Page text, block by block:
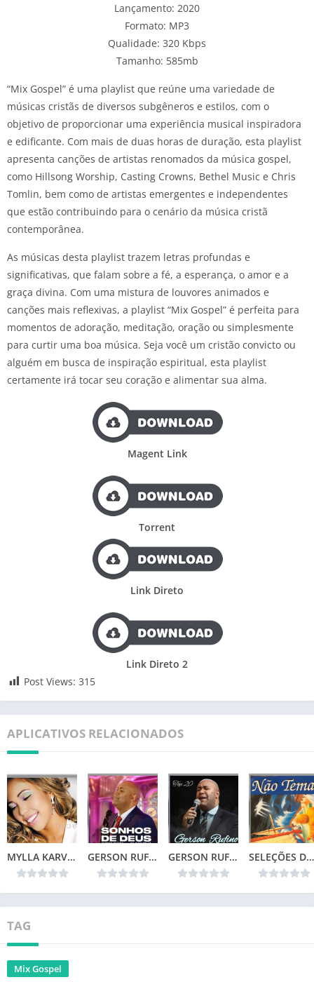
Lançamento: 2020
Formato: MP3
Qualidade: 320 Kbps
Tamanho: 585mb
“Mix Gospel” é uma playlist que reúne uma variedade de
músicas cristãs de diversos subgêneros e estilos, com o
objetivo de proporcionar uma experiência musical inspiradora
e edificante. Com mais de duas horas de duração, esta playlist
apresenta canções de artistas renomados da música gospel,
como Hillsong Worship, Casting Crowns, Bethel Music e Chris
Tomlin, bem como de artistas emergentes e independentes
que estão contribuindo para o cenário da música cristã
contemporânea.
As músicas desta playlist trazem letras profundas e
significativas, que falam sobre a fé, a esperança, o amor e a
graça divina. Com uma mistura de louvores animados e
canções mais reflexivas, a playlist “Mix Gospel” é perfeita para
momentos de adoração, meditação, oração ou simplesmente
para curtir uma boa música. Seja você um cristão convicto ou
alguém em busca de inspiração espiritual, esta playlist
certamente irá tocar seu coração e alimentar sua alma.
Magent Link
Torrent
Link Direto
Link Direto 2
Post Views: 315
APLICATIVOS RELACIONADOS
MYLLA KARVALHO – MINHA VIDA GERSON RUFINO – SONHOS DE DEUS (2024) GERSON RUFINO – TOP 20 SELEÇÕES DA COLEÇÃO CANÇÕES DE VIDA – NÃO TEMAS (1996)📌
TAG
Mix Gospel